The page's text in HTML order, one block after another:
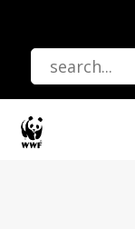
utama